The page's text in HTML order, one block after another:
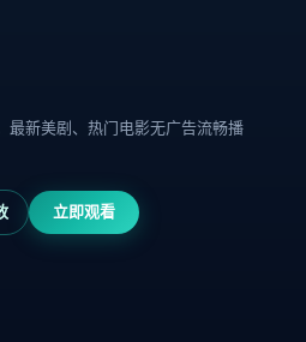
最新美剧、热门电影无广告流畅播
立即观看